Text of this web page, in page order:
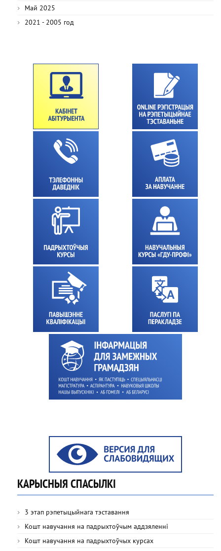
Май 2025
2021 - 2005 год
КАРЫСНЫЯ СПАСЫЛКІ
3 этап рэпетыцыйнага тэставання
Кошт навучання на падрыхтоўчым аддзяленні
Кошт навучання на падрыхтоўчых курсах